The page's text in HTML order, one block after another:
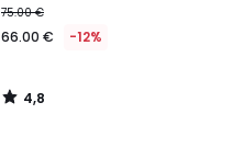
75.00 €
66.00 € -12%
4,8
/